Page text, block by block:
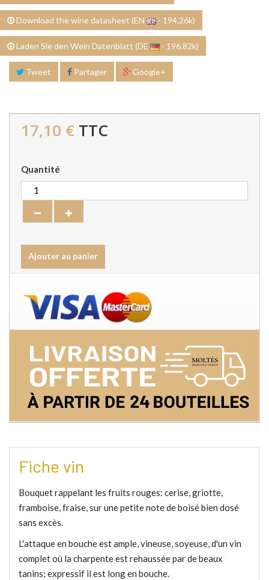
Download the wine datasheet (EN - 194.26k)
Laden Sie den Wein Datenblatt (DE - 196.82k)
Tweet Partager Google+
17,10 € TTC
Quantité
Ajouter au panier
Fiche vin
Bouquet rappelant les fruits rouges: cerise, griotte,
framboise, fraise, sur une petite note de boisé bien dosé
sans excès.
L'attaque en bouche est ample, vineuse, soyeuse, d'un vin
complet où la charpente est rehaussée par de beaux
tanins; expressif il est long en bouche.